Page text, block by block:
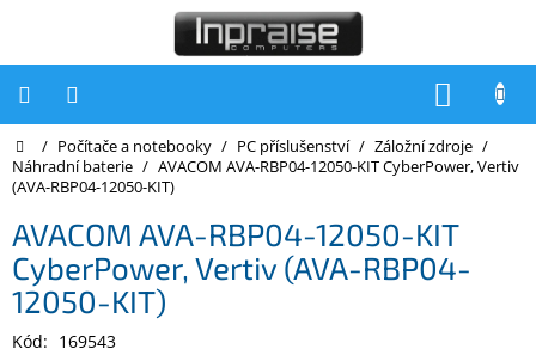
Počítače
Počítače
Notebooky
Tiskárny
Domů
/ Počítače a notebooky / PC příslušenství / Záložní zdroje /
Náhradní baterie / AVACOM AVA-RBP04-12050-KIT CyberPower, Vertiv
(AVA-RBP04-12050-KIT)
AVACOM AVA-RBP04-12050-KIT
CyberPower, Vertiv (AVA-RBP04-
12050-KIT)
Kód: 169543